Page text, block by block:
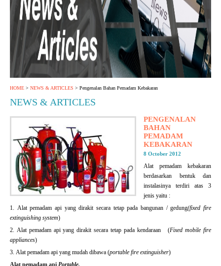
HOME > NEWS & ARTICLES > Pengenalan Bahan Pemadam Kebakaran
NEWS & ARTICLES
PENGENALAN
BAHAN
PEMADAM
KEBAKARAN
8 October 2012
Alat pemadam kebakaran
berdasarkan bentuk dan
instalasinya terdiri atas 3
jenis yaitu :
1. Alat pemadam api yang dirakit secara tetap pada bangunan / gedung(fixed fire
extinguishing system)
2. Alat pemadam api yang dirakit secara tetap pada kendaraan (Fixed mobile fire
appliances)
3. Alat pemadam api yang mudah dibawa (portable fire extinguisher)